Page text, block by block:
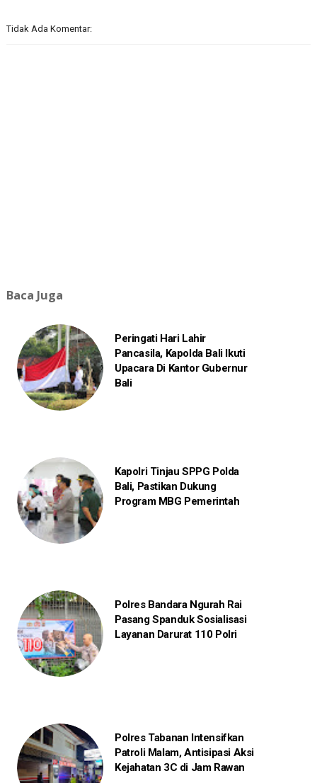
Tidak Ada Komentar:
Baca Juga
Peringati Hari Lahir
Pancasila, Kapolda Bali Ikuti
Upacara Di Kantor Gubernur
Bali
Kapolri Tinjau SPPG Polda
Bali, Pastikan Dukung
Program MBG Pemerintah
Polres Bandara Ngurah Rai
Pasang Spanduk Sosialisasi
Layanan Darurat 110 Polri
Polres Tabanan Intensifkan
Patroli Malam, Antisipasi Aksi
Kejahatan 3C di Jam Rawan